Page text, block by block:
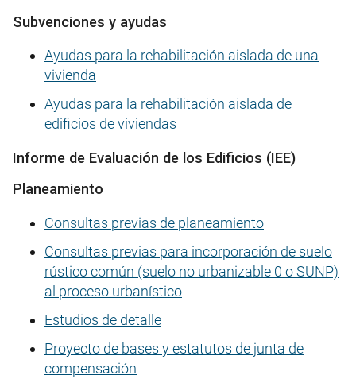
Subvenciones y ayudas
Ayudas para la rehabilitación aislada de una
vivienda
Ayudas para la rehabilitación aislada de
edificios de viviendas
Informe de Evaluación de los Edificios (IEE)
Planeamiento
Consultas previas de planeamiento
Consultas previas para incorporación de suelo
rústico común (suelo no urbanizable 0 o SUNP)
al proceso urbanístico
Estudios de detalle
Proyecto de bases y estatutos de junta de
compensación